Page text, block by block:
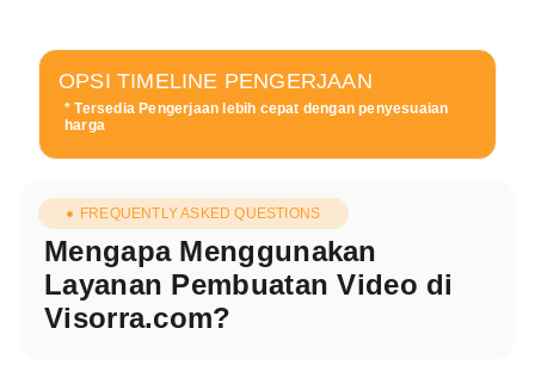
OPSI TIMELINE PENGERJAAN
* Tersedia Pengerjaan lebih cepat dengan penyesuaian
harga
FREQUENTLY ASKED QUESTIONS
Mengapa Menggunakan
Layanan Pembuatan Video di
Visorra.com?